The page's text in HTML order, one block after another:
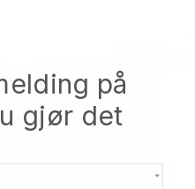
på
gjør det